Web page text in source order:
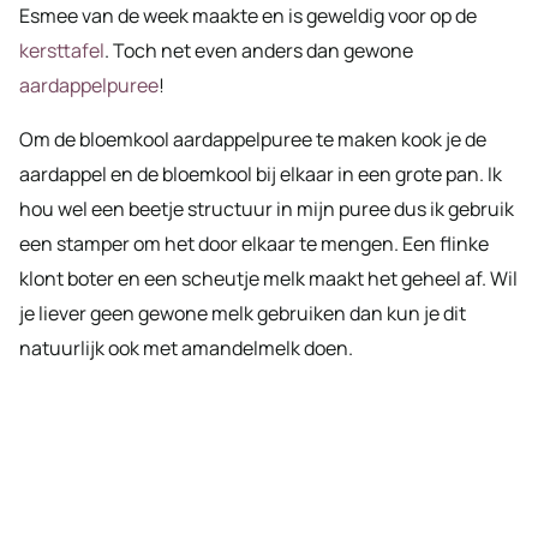
Esmee van de week maakte en is geweldig voor op de
kersttafel. Toch net even anders dan gewone
aardappelpuree!
Om de bloemkool aardappelpuree te maken kook je de
aardappel en de bloemkool bij elkaar in een grote pan. Ik
hou wel een beetje structuur in mijn puree dus ik gebruik
een stamper om het door elkaar te mengen. Een flinke
klont boter en een scheutje melk maakt het geheel af. Wil
je liever geen gewone melk gebruiken dan kun je dit
natuurlijk ook met amandelmelk doen.